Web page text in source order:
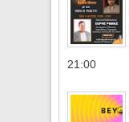
21:00